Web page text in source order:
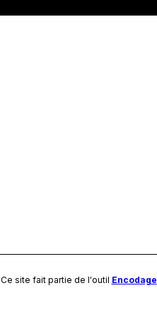
Ce site fait partie de l'outil Encodage